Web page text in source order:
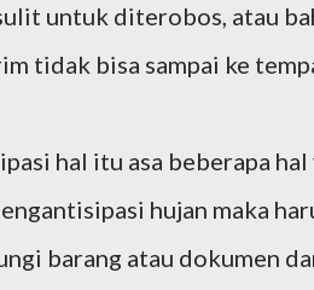
untuk diterobos, atau
tidak bisa sampai ke
hal itu asa beberapa
hujan maka
barang atau dokumen